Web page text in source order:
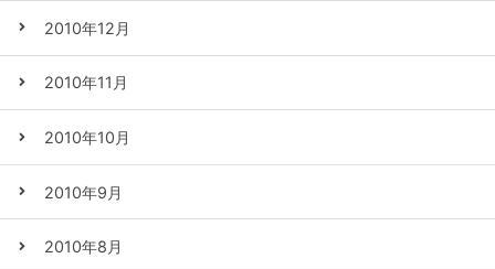
2010年12月
2010年11月
2010年10月
2010年9月
2010年8月